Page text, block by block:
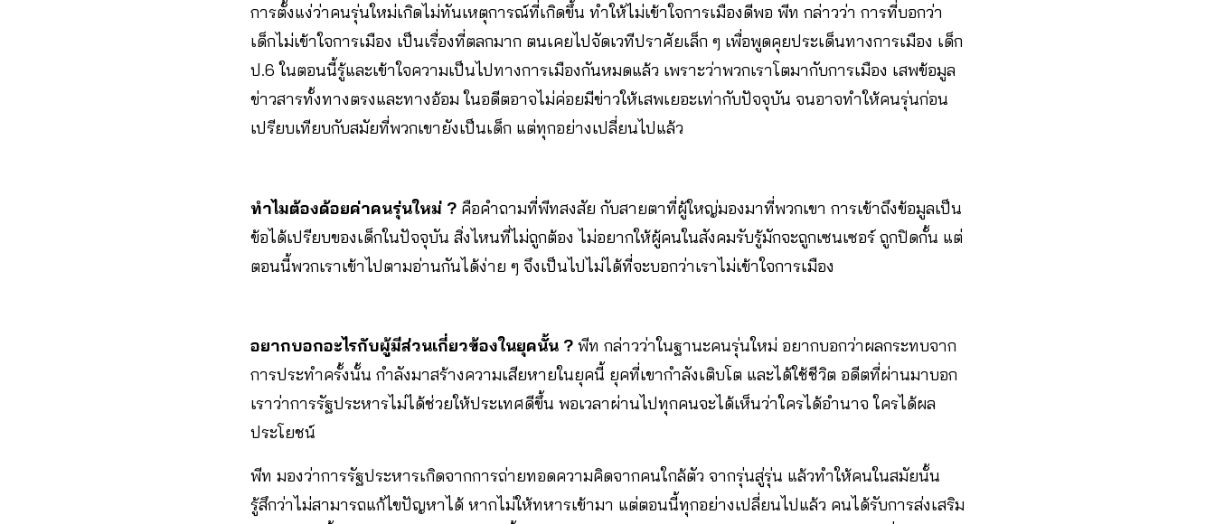
การตั้งแง่ว่าคนรุ่นใหม่เกิดไม่ทันเหตุการณ์ที่เกิดขึ้น ทำให้ไม่เข้าใจการเมืองดีพอ พีท กล่าวว่า การที่บอกว่า
เด็กไม่เข้าใจการเมือง เป็นเรื่องที่ตลกมาก ตนเคยไปจัดเวทีปราศัยเล็ก ๆ เพื่อพูดคุยประเด็นทางการเมือง เด็ก
ป.6 ในตอนนี้รู้และเข้าใจความเป็นไปทางการเมืองกันหมดแล้ว เพราะว่าพวกเราโตมากับการเมือง เสพข้อมูล
ข่าวสารทั้งทางตรงและทางอ้อม ในอดีตอาจไม่ค่อยมีข่าวให้เสพเยอะเท่ากับปัจจุบัน จนอาจทำให้คนรุ่นก่อน
เปรียบเทียบกับสมัยที่พวกเขายังเป็นเด็ก แต่ทุกอย่างเปลี่ยนไปแล้ว
ทำไมต้องด้อยค่าคนรุ่นใหม่ ? คือคำถามที่พีทสงสัย กับสายตาที่ผู้ใหญ่มองมาที่พวกเขา การเข้าถึงข้อมูลเป็น
ข้อได้เปรียบของเด็กในปัจจุบัน สิ่งไหนที่ไม่ถูกต้อง ไม่อยากให้ผู้คนในสังคมรับรู้มักจะถูกเซนเซอร์ ถูกปิดกั้น แต่
ตอนนี้พวกเราเข้าไปตามอ่านกันได้ง่าย ๆ จึงเป็นไปไม่ได้ที่จะบอกว่าเราไม่เข้าใจการเมือง
อยากบอกอะไรกับผู้มีส่วนเกี่ยวข้องในยุคนั้น ? พีท กล่าวว่าในฐานะคนรุ่นใหม่ อยากบอกว่าผลกระทบจาก
การประทำครั้งนั้น กำลังมาสร้างความเสียหายในยุคนี้ ยุคที่เขากำลังเติบโต และได้ใช้ชีวิต อดีตที่ผ่านมาบอก
เราว่าการรัฐประหารไม่ได้ช่วยให้ประเทศดีขึ้น พอเวลาผ่านไปทุกคนจะได้เห็นว่าใครได้อำนาจ ใครได้ผล
ประโยชน์
พีท มองว่าการรัฐประหารเกิดจากการถ่ายทอดความคิดจากคนใกล้ตัว จากรุ่นสู่รุ่น แล้วทำให้คนในสมัยนั้น
รู้สึกว่าไม่สามารถแก้ไขปัญหาได้ หากไม่ให้ทหารเข้ามา แต่ตอนนี้ทุกอย่างเปลี่ยนไปแล้ว คนได้รับการส่งเสริม